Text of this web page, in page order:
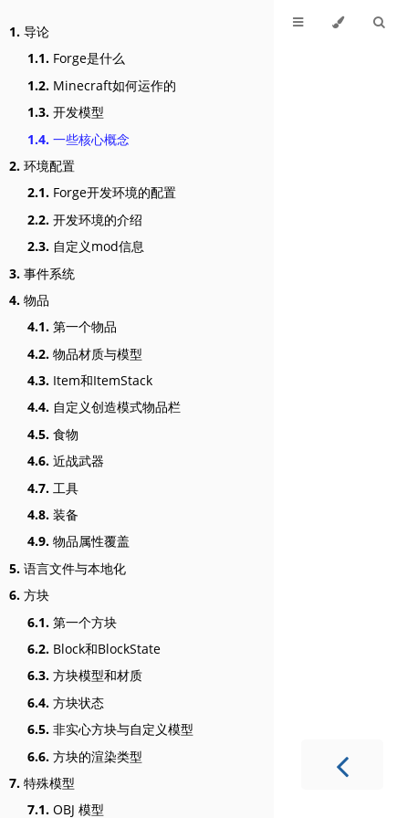
1. 导论
1.1. Forge是什么
1.2. Minecraft如何运作的
1.3. 开发模型
1.4. 一些核心概念
2. 环境配置
2.1. Forge开发环境的配置
2.2. 开发环境的介绍
2.3. 自定义mod信息
3. 事件系统
4. 物品
4.1. 第一个物品
4.2. 物品材质与模型
4.3. Item和ItemStack
4.4. 自定义创造模式物品栏
4.5. 食物
4.6. 近战武器
4.7. 工具
4.8. 装备
4.9. 物品属性覆盖
5. 语言文件与本地化
6. 方块
6.1. 第一个方块
6.2. Block和BlockState
6.3. 方块模型和材质
6.4. 方块状态
6.5. 非实心方块与自定义模型
6.6. 方块的渲染类型
7. 特殊模型
7.1. OBJ 模型